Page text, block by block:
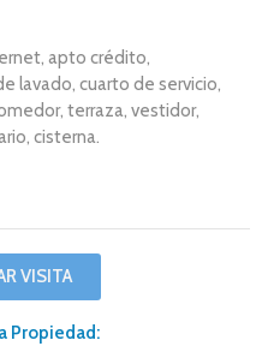
apto crédito,
lavado, cuarto de servicio,
terraza, vestidor,
cisterna.
VISITA
Propiedad: